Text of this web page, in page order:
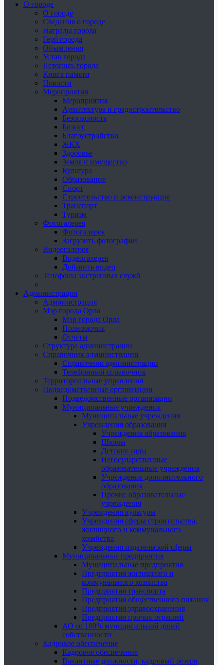
О городе
О городе
Сведения о городе
Награды города
Герб города
Объявления
Устав города
Летопись города
Книга памяти
Новости
Мероприятия
Мероприятия
Архитектура и градостроительство
Безопасность
Бизнес
Благоустройство
ЖКХ
Здоровье
Земля и имущество
Культура
Образование
Спорт
Строительство и реконструкция
Транспорт
Туризм
Фотогалерея
Фотогалерея
Загрузить фотографии
Видеогалерея
Видеогалерея
Добавить видео
Телефоны экстренных служб
Администрация
Администрация
Мэр города Орла
Мэр города Орла
Полномочия
Отчеты
Структура администрации
Справочник администрации
Справочник администрации
Телефонный справочник
Территориальные управления
Подведомственные организации
Подведомственные организации
Муниципальные учреждения
Муниципальные учреждения
Учреждения образования
Учреждения образования
Школы
Детские сады
Негосударственные
образовательные учреждения
Учреждения дополнительного
образования
Прочие образовательные
учреждения
Учреждения культуры
Учреждения сферы строительства,
жилищного и коммунального
хозяйства
Учреждения издательской сферы
Муниципальные предприятия
Муниципальные предприятия
Предприятия жилищного и
коммунального хозяйства
Предприятия транспорта
Предприятия общественного питания
Предприятия здравоохранения
Предприятия прочих отраслей
АО со 100% муниципальной долей
собственности
Кадровое обеспечение
Кадровое обеспечение
Вакантные должности, кадровый резерв,